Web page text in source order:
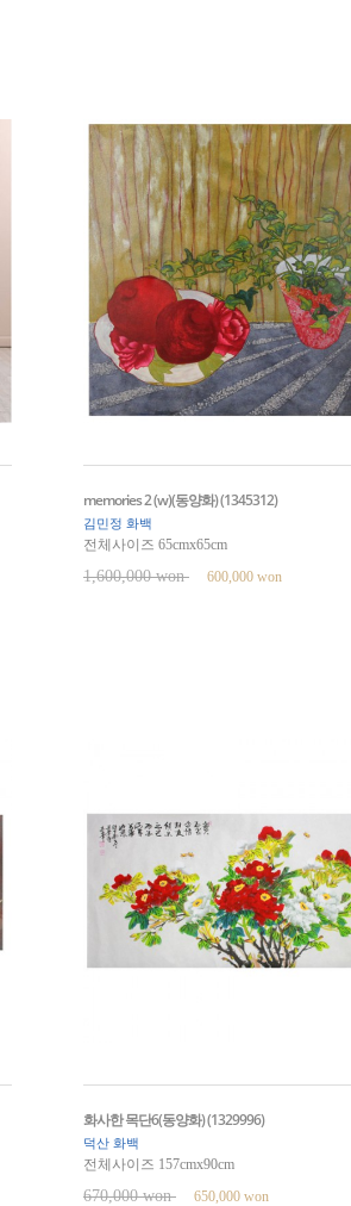
memories 2 (w)(동양화) (1345312)
김민정 화백
전체사이즈 65cmx65cm
1,600,000 won 600,000 won
화사한 목단6(동양화) (1329996)
덕산 화백
전체사이즈 157cmx90cm
670,000 won 650,000 won